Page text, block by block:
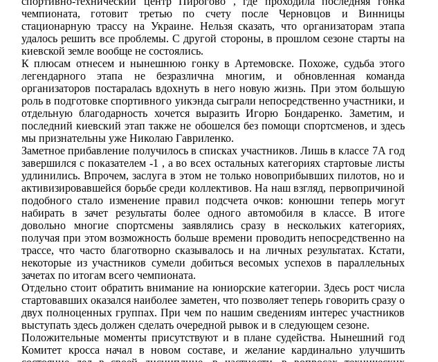
чемпионата, готовит третью по счету после Черновцов и Винницы
стационарную трассу на Украине. Нельзя сказать, что организаторам этапа
удалось решить все проблемы. С другой стороны, в прошлом сезоне старты на
киевской земле вообще не состоялись.
К плюсам отнесем и нынешнюю гонку в Артемовске. Похоже, судьба этого
легендарного этапа не безразлична многим, и обновленная команда
организаторов постаралась вдохнуть в него новую жизнь. При этом большую
роль в подготовке спортивного уикэнда сыграли непосредственно участники, и
отдельную благодарность хочется выразить Игорю Бондаренко. Заметим, и
последний киевский этап также не обошелся без помощи спортсменов, и здесь
мы признательны уже Николаю Гавриленко.
Заметное прибавление получилось в списках участников. Лишь в классе 7А год
завершился с показателем -1 , а во всех остальных категориях стартовые листы
удлинились. Впрочем, заслуга в этом не только новоприбывших пилотов, но и
активизировавшейся борьбе среди коллективов. На наш взгляд, первопричиной
подобного стало изменение правил подсчета очков: конюшни теперь могут
набирать в зачет результаты более одного автомобиля в классе. В итоге
довольно многие спортсмены заявлялись сразу в нескольких категориях,
получая при этом возможность больше времени проводить непосредственно на
трассе, что часто благотворно сказывалось и на личных результатах. Кстати,
некоторые из участников сумели добиться весомых успехов в параллельных
зачетах по итогам всего чемпионата.
Отдельно стоит обратить внимание на юниорские категории. Здесь рост числа
стартовавших оказался наиболее заметен, что позволяет теперь говорить сразу о
двух полноценных группах. При чем по нашим сведениям интерес участников
выступать здесь должен сделать очередной рывок и в следующем сезоне.
Положительные моменты присутствуют и в плане судейства. Нынешний год
Комитет кросса начал в новом составе, и желание кардинально улучшить